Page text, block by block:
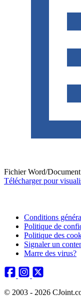
Fichier Word/
Télécharger pour
Conditions
Politique de
Politique des
Signaler un
Marre des virus?
© 2003 - 2026